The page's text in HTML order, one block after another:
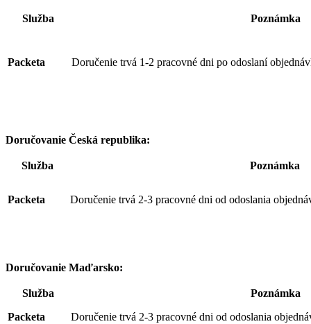
Služba Poznámka
Packeta Doručenie trvá 1-2 pracovné dni po odoslaní
Doručovanie Česká republika:
Služba Poznámka
Packeta Doručenie trvá 2-3 pracovné dni od odoslania
Doručovanie Maďarsko:
Služba
Poznámka
Packeta
Doručenie trvá 2-3 pracovné dni od odoslania